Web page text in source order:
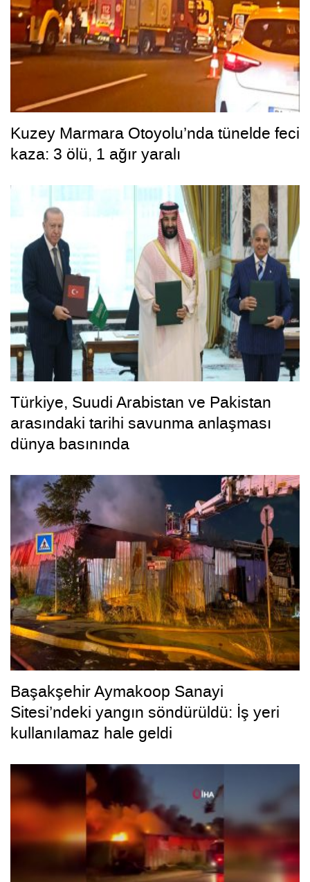
Kuzey Marmara Otoyolu’nda tünelde feci
kaza: 3 ölü, 1 ağır yaralı
Türkiye, Suudi Arabistan ve Pakistan
arasındaki tarihi savunma anlaşması
dünya basınında
Başakşehir Aymakoop Sanayi
Sitesi’ndeki yangın söndürüldü: İş yeri
kullanılamaz hale geldi